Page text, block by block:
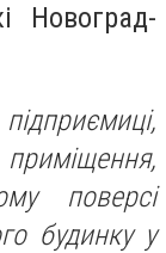
Новоград-
поверсі
будинку у